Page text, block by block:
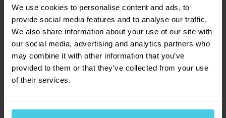
We use cookies to personalise content and ads, to
provide social media features and to analyse our traffic.
We also share information about your use of our site with
our social media, advertising and analytics partners who
may combine it with other information that you’ve
provided to them or that they’ve collected from your use
of their services.
ten samý den.
📧 Provoňte si e-mailovou
schránku kávou
čem psát.